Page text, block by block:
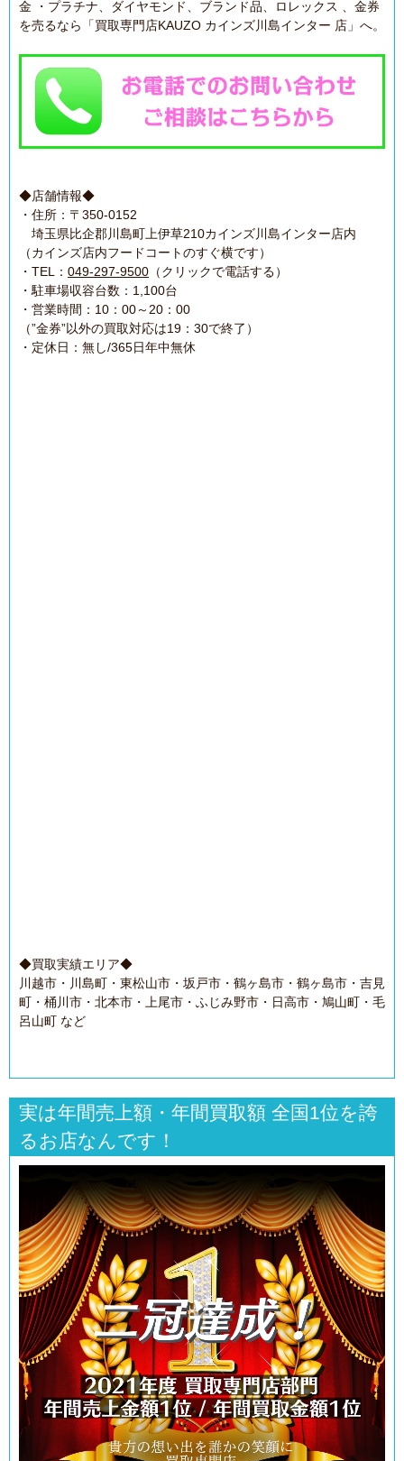
金 ・プラチナ、ダイヤモンド、ブランド品、ロレックス 、金券
を売るなら「買取専門店KAUZO カインズ川島インター 店」へ。
◆店舗情報◆
・住所：〒350-0152
埼玉県比企郡川島町上伊草210カインズ川島インター店内
（カインズ店内フードコートのすぐ横です）
・TEL： 049-297-9500 （クリックで電話する）
・駐車場収容台数：1,100台
・営業時間：10：00～20：00
（”金券”以外の買取対応は19：30で終了）
・定休日：無し/365日年中無休
◆買取実績エリア◆
川越市・川島町・東松山市・坂戸市・鶴ヶ島市・鶴ヶ島市・吉見
町・桶川市・北本市・上尾市・ふじみ野市・日高市・鳩山町・毛
呂山町 など
実は年間売上額・年間買取額 全国1位を誇
るお店なんです！